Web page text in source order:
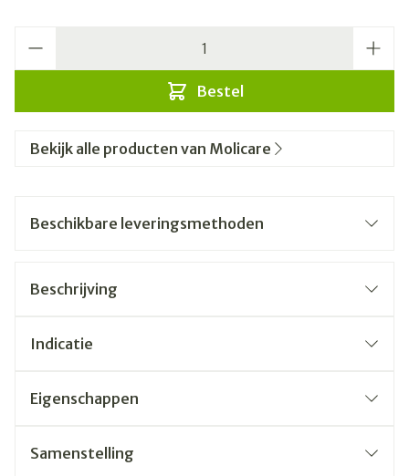
Bestel
Bekijk alle producten van Molicare
Beschikbare leveringsmethoden
Beschrijving
Indicatie
Eigenschappen
Samenstelling